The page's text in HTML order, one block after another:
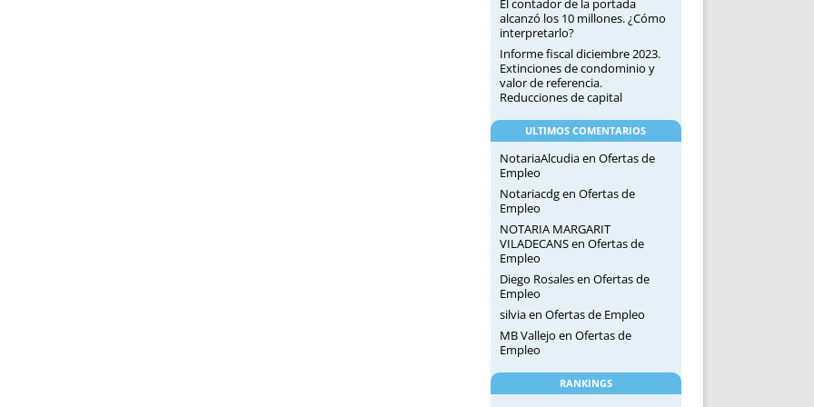
El contador de la portada
alcanzó los 10 millones. ¿Cómo
interpretarlo?
Informe fiscal diciembre 2023.
Extinciones de condominio y
valor de referencia.
Reducciones de capital
ULTIMOS COMENTARIOS
NotariaAlcudiaen Ofertas de
Empleo
Notariacdgen Ofertas de
Empleo
NOTARIA MARGARIT
VILADECANSen Ofertas de
Empleo
Diego Rosalesen Ofertas de
Empleo
silviaen Ofertas de Empleo
MB Vallejo en Ofertas de
Empleo
RANKINGS